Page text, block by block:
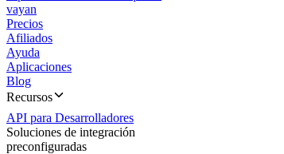
vayan
Precios
Afiliados
Ayuda
Aplicaciones
Blog
Recursos
API para Desarrolladores
Soluciones de integración
preconfiguradas